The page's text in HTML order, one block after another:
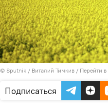
© Sputnik / Виталий Тимкив / Перейти
Подписаться